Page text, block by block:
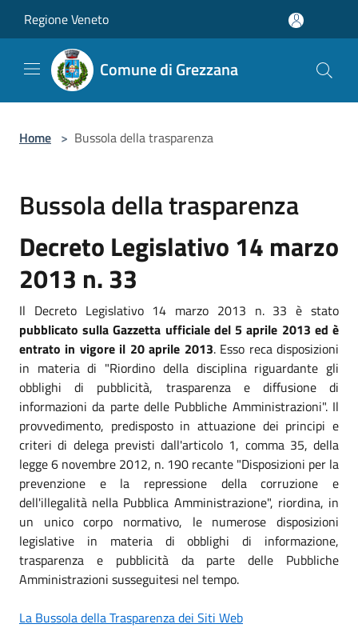
Regione Veneto
Comune di Grezzana
Home > Bussola della trasparenza
Bussola della trasparenza
Decreto Legislativo 14 marzo
2013 n. 33
Il Decreto Legislativo 14 marzo 2013 n. 33 è stato
pubblicato sulla Gazzetta ufficiale del 5 aprile 2013 ed è
entrato in vigore il 20 aprile 2013. Esso reca disposizioni
in materia di "Riordino della disciplina riguardante gli
obblighi di pubblicità, trasparenza e diffusione di
informazioni da parte delle Pubbliche Amministrazioni". Il
provvedimento, predisposto in attuazione dei principi e
criteri di delega previsti dall'articolo 1, comma 35, della
legge 6 novembre 2012, n. 190 recante "Disposizioni per la
prevenzione e la repressione della corruzione e
dell'illegalità nella Pubblica Amministrazione", riordina, in
un unico corpo normativo, le numerose disposizioni
legislative in materia di obblighi di informazione,
trasparenza e pubblicità da parte delle Pubbliche
Amministrazioni susseguitesi nel tempo.
La Bussola della Trasparenza dei Siti Web